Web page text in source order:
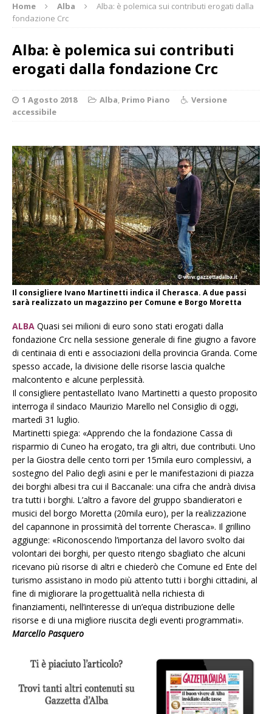
Home Alba
Alba: è polemica sui contributi erogati dalla
fondazione Crc
Alba: è polemica sui contributi
erogati dalla fondazione Crc
1 Agosto 2018 Alba, Primo Piano
Versione
accessibile
Il consigliere Ivano Martinetti indica il Cherasca. A due passi
sarà realizzato un magazzino per Comune e Borgo Moretta
ALBA Quasi sei milioni di euro sono stati erogati dalla
fondazione Crc nella sessione generale di fine giugno a favore
di centinaia di enti e associazioni della provincia Granda. Come
spesso accade, la divisione delle risorse lascia qualche
malcontento e alcune perplessità.
Il consigliere pentastellato Ivano Martinetti a questo proposito
interroga il sindaco Maurizio Marello nel Consiglio di oggi,
martedì 31 luglio.
Martinetti spiega: «Apprendo che la fondazione Cassa di
risparmio di Cuneo ha erogato, tra gli altri, due contributi. Uno
per la Giostra delle cento torri per 15mila euro complessivi, a
sostegno del Palio degli asini e per le manifestazioni di piazza
dei borghi albesi tra cui il Baccanale: una cifra che andrà divisa
tra tutti i borghi. L’altro a favore del gruppo sbandieratori e
musici del borgo Moretta (20mila euro), per la realizzazione
del capannone in prossimità del torrente Cherasca». Il grillino
aggiunge: «Riconoscendo l’importanza del lavoro svolto dai
volontari dei borghi, per questo ritengo sbagliato che alcuni
ricevano più risorse di altri e chiederò che Comune ed Ente del
turismo assistano in modo più attento tutti i borghi cittadini, al
fine di migliorare la progettualità nella richiesta di
finanziamenti, nell’interesse di un’equa distribuzione delle
risorse e di una migliore riuscita degli eventi programmati».
Marcello Pasquero